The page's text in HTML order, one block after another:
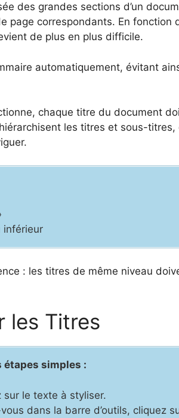
des grandes sections d’un
page correspondants. En fonction
de plus en plus difficile.
automatiquement, évitant
chaque titre du document
les titres et sous-titres,
inférieur
: les titres de même niveau
les Titres
étapes simples :
sur le texte à styliser.
dans la barre d’outils, cliquez